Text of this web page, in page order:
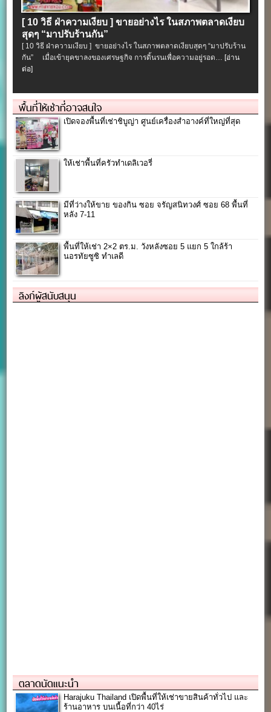
[ 10 วิธี ฝ่าความเงียบ ] ขายอย่างไร ในสภาพตลาดเงียบ
สุดๆ “มาปรับร้านกัน”
[ 10 วิธี ฝ่าความเงียบ ] ขายอย่างไร ในสภาพตลาดเงียบสุดๆ “มาปรับร้าน
กัน” เมื่อเข้ายุคขาลงของเศรษฐกิจ การดิ้นรนเพื่อความอยู่รอด…[อ่าน
ต่อ]
พื้นที่ให้เช่าที่อาจสนใจ
เปิดจองพื้นที่เช่าชิบูญ่า ศูนย์เครื่องสำอางค์ที่ใหญ่ที่สุด
ให้เช่าพื้นที่ครัวทำเดลิเวอรี่
มีที่ว่างให้ขาย ของกิน ซอย จรัญสนิทวงศ์ ซอย 68 พื้นที่
หลัง 7-11
พื้นที่ให้เช่า 2×2 ตร.ม. วังหลังซอย 5 แยก 5 ใกล้ร้า
นอรทัยซูซิ ทำเลดี
ลิงก์ผู้สนับสนุน
ตลาดนัดแนะนำ
Harajuku Thailand เปิดพื้นที่ให้เช่าขายสินค้าทั่วไป และ
ร้านอาหาร บนเนื้อที่กว่า 40ไร่